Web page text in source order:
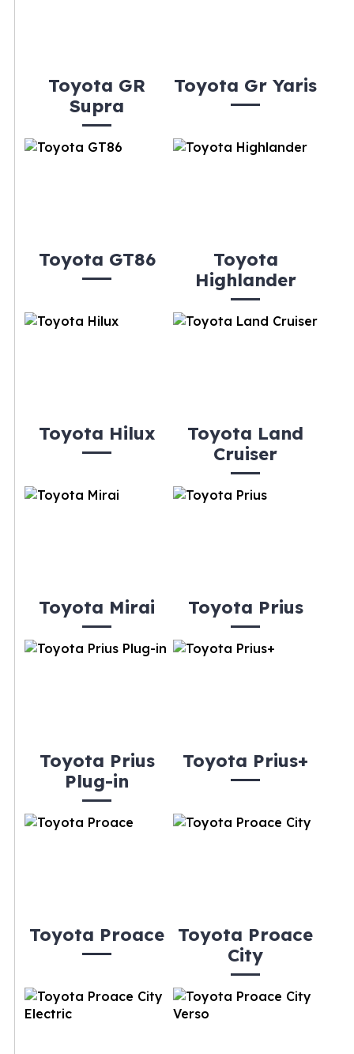
Toyota GR
Supra
Toyota Gr Yaris
Toyota GT86
Toyota
Highlander
Toyota Hilux
Toyota Land
Cruiser
Toyota Mirai Toyota Prius
Toyota Prius
Plug-in
Toyota Prius+
Toyota Proace
Toyota Proace
City